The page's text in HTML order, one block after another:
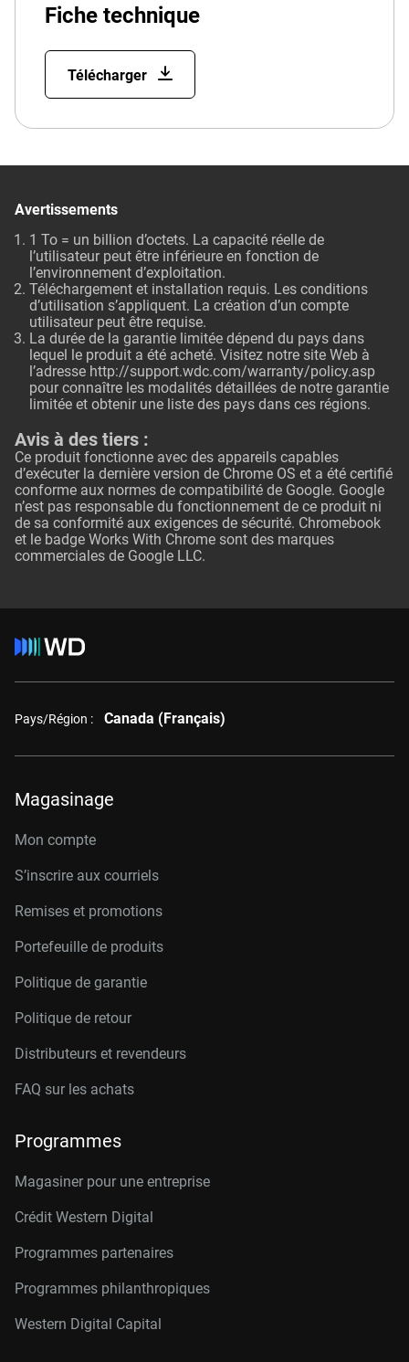
Fiche technique
Télécharger
Avertissements
1 To = un billion d’octets. La capacité réelle de
l’utilisateur peut être inférieure en fonction de
l’environnement d’exploitation.
Téléchargement et installation requis. Les conditions
d’utilisation s’appliquent. La création d’un compte
utilisateur peut être requise.
La durée de la garantie limitée dépend du pays dans
lequel le produit a été acheté. Visitez notre site Web à
l’adresse http://support.wdc.com/warranty/policy.asp
pour connaître les modalités détaillées de notre garantie
limitée et obtenir une liste des pays dans ces régions.
Avis à des tiers :
Ce produit fonctionne avec des appareils capables
d’exécuter la dernière version de Chrome OS et a été certifié
conforme aux normes de compatibilité de Google. Google
n’est pas responsable du fonctionnement de ce produit ni
de sa conformité aux exigences de sécurité. Chromebook
et le badge Works With Chrome sont des marques
commerciales de Google LLC.
Pays/Région : Canada (Français)
Magasinage
Mon compte
S’inscrire aux courriels
Remises et promotions
Portefeuille de produits
Politique de garantie
Politique de retour
Distributeurs et revendeurs
FAQ sur les achats
Programmes
Magasiner pour une entreprise
Crédit Western Digital
Programmes partenaires
Programmes philanthropiques
Western Digital Capital